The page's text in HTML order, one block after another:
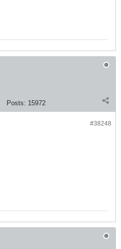
Posts: 15972
#38248